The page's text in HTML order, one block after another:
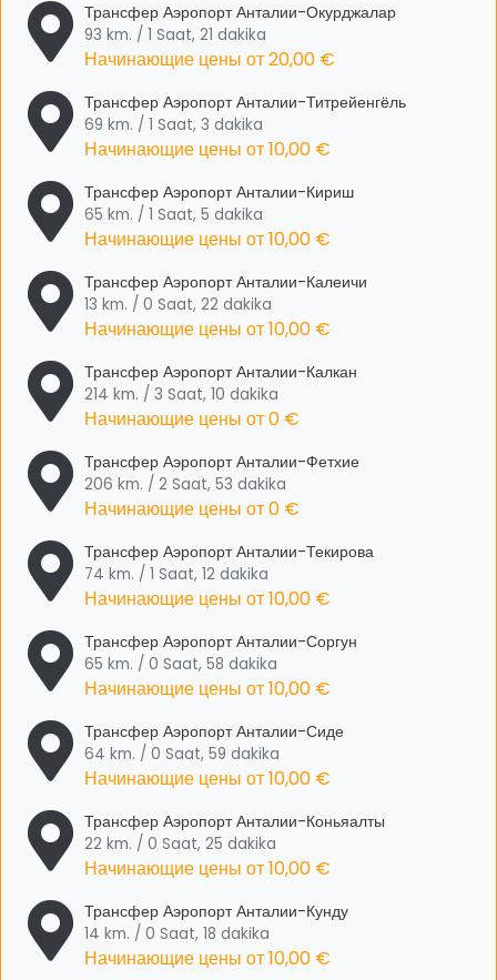
Трансфер Аэропорт Анталии-Окурджалар
93 km. / 1 Saat, 21 dakika
Начинающие цены от20,00 €
Трансфер Аэропорт Анталии-Титрейенгёль
69 km. / 1 Saat, 3 dakika
Начинающие цены от10,00 €
Трансфер Аэропорт Анталии-Кириш
65 km. / 1 Saat, 5 dakika
Начинающие цены от10,00 €
Трансфер Аэропорт Анталии-Калеичи
13 km. / 0 Saat, 22 dakika
Начинающие цены от10,00 €
Трансфер Аэропорт Анталии-Калкан
214 km. / 3 Saat, 10 dakika
Начинающие цены от0 €
Трансфер Аэропорт Анталии-Фетхие
206 km. / 2 Saat, 53 dakika
Начинающие цены от0 €
Трансфер Аэропорт Анталии-Текирова
74 km. / 1 Saat, 12 dakika
Начинающие цены от10,00 €
Трансфер Аэропорт Анталии-Соргун
65 km. / 0 Saat, 58 dakika
Начинающие цены от10,00 €
Трансфер Аэропорт Анталии-Сиде
64 km. / 0 Saat, 59 dakika
Начинающие цены от10,00 €
Трансфер Аэропорт Анталии-Коньяалты
22 km. / 0 Saat, 25 dakika
Начинающие цены от10,00 €
Трансфер Аэропорт Анталии-Кунду
14 km. / 0 Saat, 18 dakika
Начинающие цены от10,00 €